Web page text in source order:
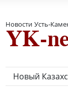
Новости Усть-
Новый